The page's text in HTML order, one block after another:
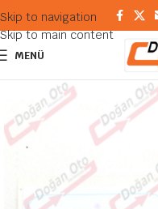
Skip to navigation
Skip to main content
MENÜ